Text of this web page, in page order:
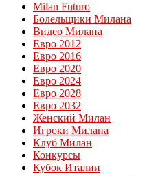
Milan Futuro
Болельщики Милана
Видео Милана
Евро 2012
Евро 2016
Евро 2020
Евро 2024
Евро 2028
Евро 2032
Женский Милан
Игроки Милана
Клуб Милан
Конкурсы
Кубок Италии